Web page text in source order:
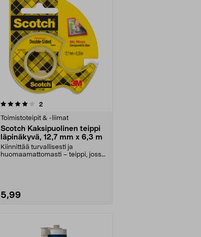
2
Toimistoteipit & -liimat
Scotch Kaksipuolinen teippi
läpinäkyvä, 12,7 mm x 6,3 m
Kiinnittää turvallisesti ja
huomaamattomasti – teippi, jossa
5,99